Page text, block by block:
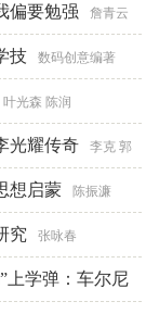
林希美
偏要勉强 詹青云
技 数码创意编著
叶光森 陈润
光耀传奇 李克 郭
想启蒙 陈振濂
究 张咏春
上学弹：车尔尼